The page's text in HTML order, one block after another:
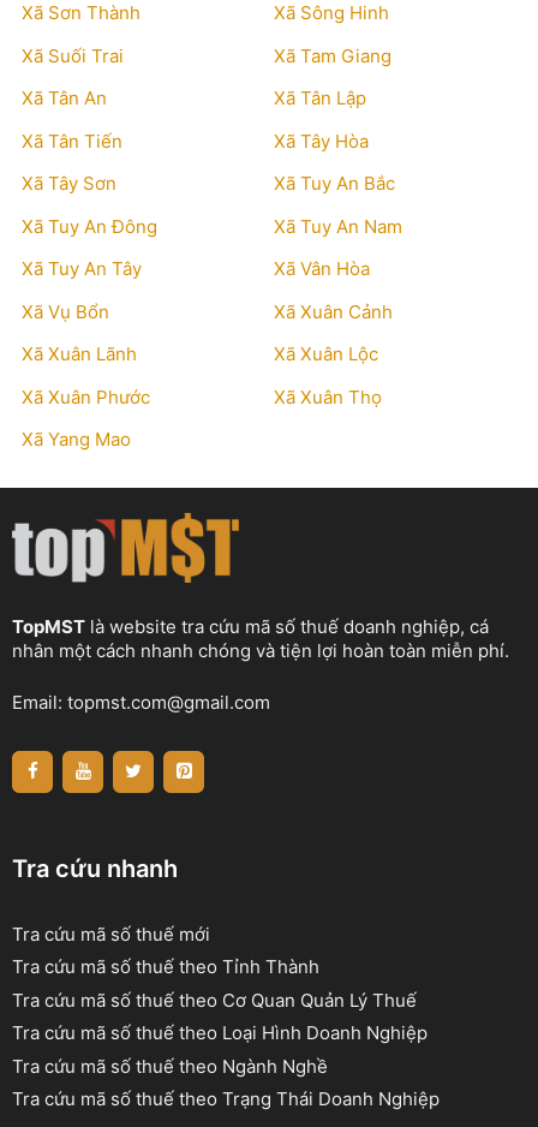
Xã Sơn Thành
Xã Sông Hinh
Xã Suối Trai
Xã Tam Giang
Xã Tân An
Xã Tân Lập
Xã Tân Tiến
Xã Tây Hòa
Xã Tây Sơn
Xã Tuy An Bắc
Xã Tuy An Đông
Xã Tuy An Nam
Xã Tuy An Tây
Xã Vân Hòa
Xã Vụ Bổn
Xã Xuân Cảnh
Xã Xuân Lãnh
Xã Xuân Lộc
Xã Xuân Phước
Xã Xuân Thọ
Xã Yang Mao
TopMST là website tra cứu mã số thuế doanh nghiệp, cá
nhân một cách nhanh chóng và tiện lợi hoàn toàn miễn phí.
Email: topmst.com@gmail.com
Tra cứu nhanh
Tra cứu mã số thuế mới
Tra cứu mã số thuế theo Tỉnh Thành
Tra cứu mã số thuế theo Cơ Quan Quản Lý Thuế
Tra cứu mã số thuế theo Loại Hình Doanh Nghiệp
Tra cứu mã số thuế theo Ngành Nghề
Tra cứu mã số thuế theo Trạng Thái Doanh Nghiệp